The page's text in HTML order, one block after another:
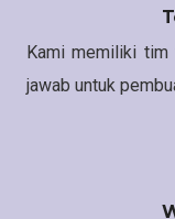
Kami memiliki tim
jawab untuk